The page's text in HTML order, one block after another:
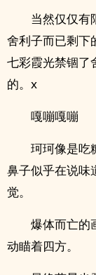
当然仅仅有
舍利子而已剩下
七彩霞光禁锢了
的。x
嘎嘣嘎嘣
珂珂像是吃
鼻子似乎在说味
觉。
爆体而亡的
动瞄着四方。